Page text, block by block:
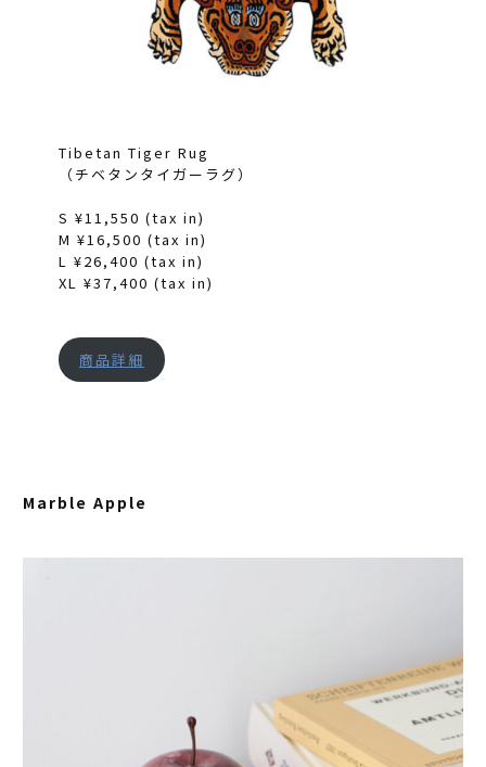
Tibetan Tiger Rug
（チベタンタイガーラグ）
S ¥11,550 (tax in)
M ¥16,500 (tax in)
L ¥26,400 (tax in)
XL ¥37,400 (tax in)
商品詳細
Marble Apple